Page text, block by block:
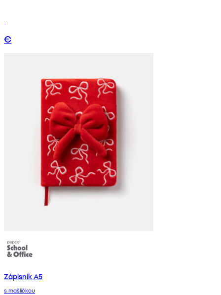
€
Zápisník A5
s mašličkou